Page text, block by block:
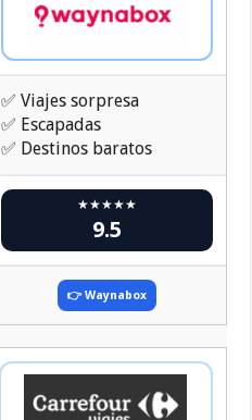
✅ Viajes sorpresa
✅ Escapadas
✅ Destinos baratos
★★★★★
9.5
👉 Waynabox